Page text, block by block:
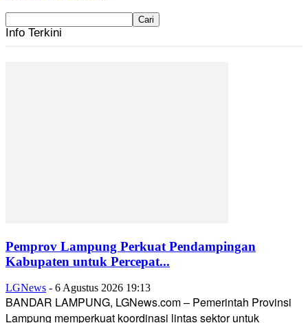
Info Terkini
Pemprov Lampung Perkuat Pendampingan
Kabupaten untuk Percepat...
LGNews - 6 Agustus 2026 19:13
BANDAR LAMPUNG, LGNews.com – Pemerintah Provinsi
Lampung memperkuat koordinasi lintas sektor untuk